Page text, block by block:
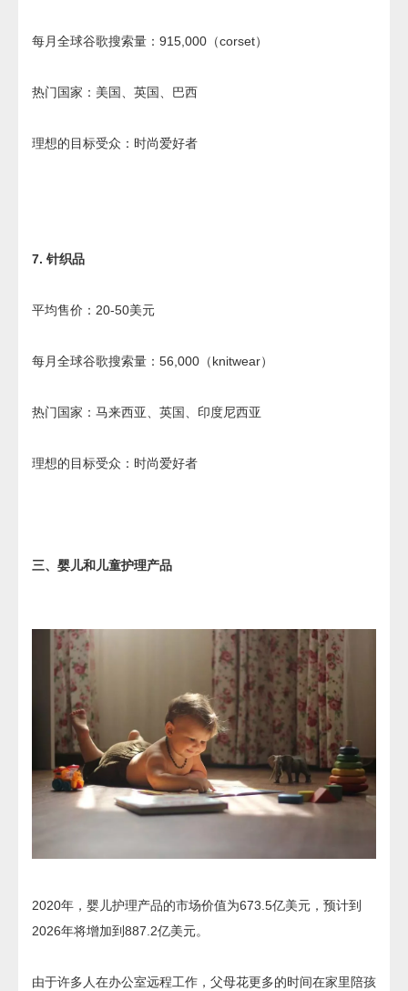
每月全球谷歌搜索量：915,000（corset）
热门国家：美国、英国、巴西
理想的目标受众：时尚爱好者
7. 针织品
平均售价：20-50美元
每月全球谷歌搜索量：56,000（knitwear）
热门国家：马来西亚、英国、印度尼西亚
理想的目标受众：时尚爱好者
三、婴儿和儿童护理产品
2020年，婴儿护理产品的市场价值为673.5亿美元，预计到
2026年将增加到887.2亿美元。
由于许多人在办公室远程工作，父母花更多的时间在家里陪孩